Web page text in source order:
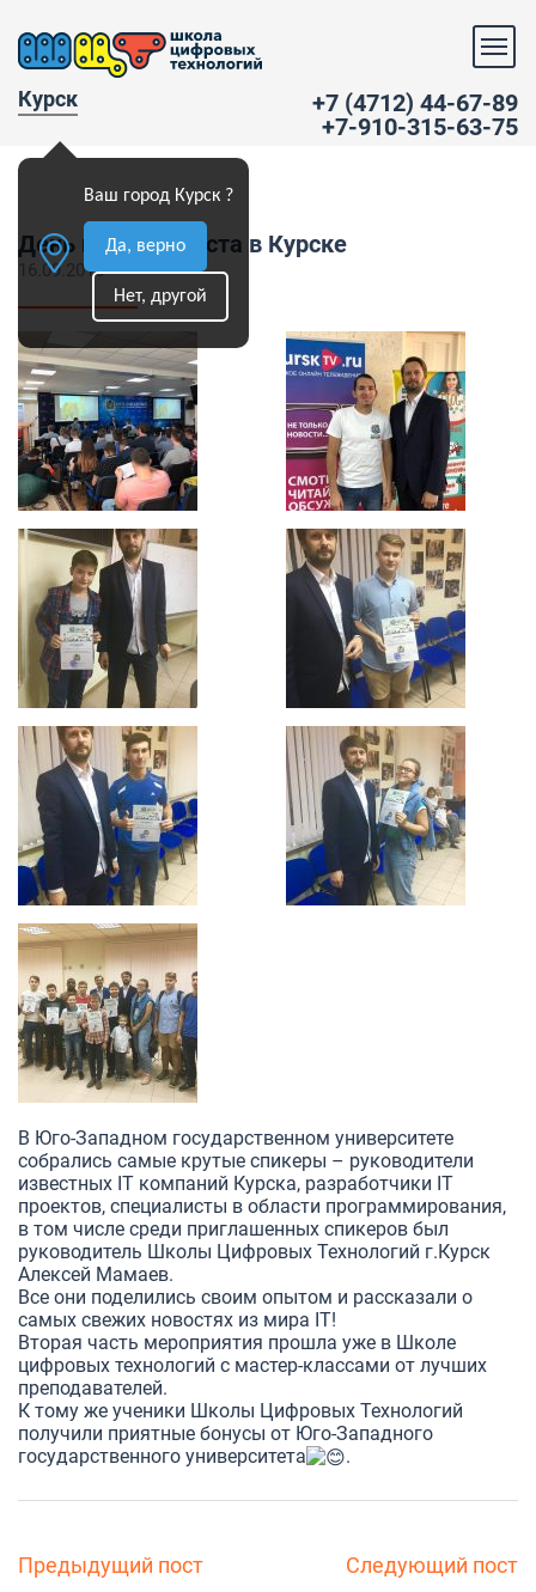
Курск
Ваш город Курск ?
Да, верно
Нет, другой
+7 (4712) 44-67-89
+7-910-315-63-75
День программиста в Курске
16.09.2018
В Юго-Западном государственном университете
собрались самые крутые спикеры – руководители
известных IT компаний Курска, разработчики IT
проектов, специалисты в области программирования,
в том числе среди приглашенных спикеров был
руководитель Школы Цифровых Технологий г.Курск
Алексей Мамаев.
Все они поделились своим опытом и рассказали о
самых свежих новостях из мира IT!
Вторая часть мероприятия прошла уже в Школе
цифровых технологий с мастер-классами от лучших
преподавателей.
К тому же ученики Школы Цифровых Технологий
получили приятные бонусы от Юго-Западного
государственного университета
.
Предыдущий пост Следующий пост